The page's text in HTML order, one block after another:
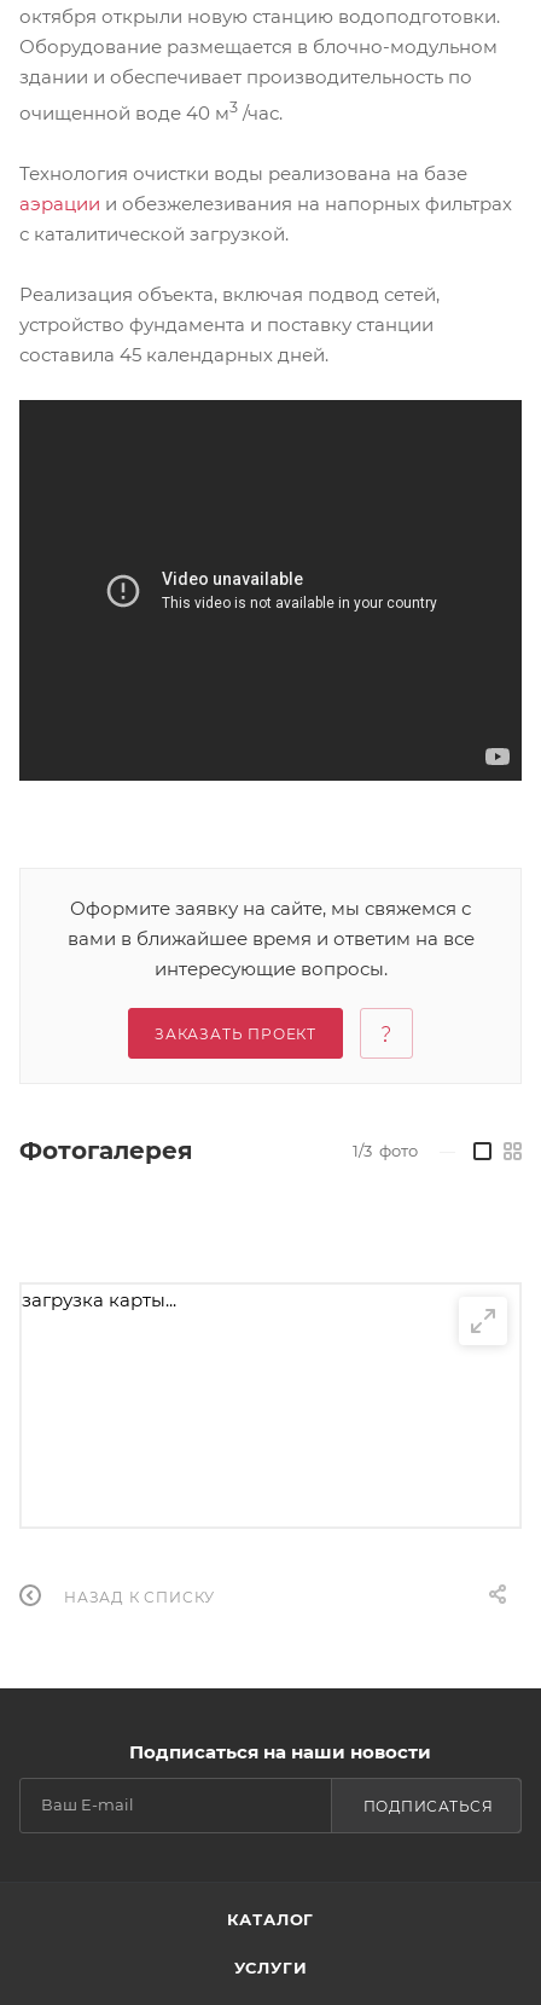
октября открыли новую станцию водоподготовки.
Оборудование размещается в блочно-модульном
здании и обеспечивает производительность по
очищенной воде 40 м3 /час.
Технология очистки воды реализована на базе
аэрации и обезжелезивания на напорных фильтрах
с каталитической загрузкой.
Реализация объекта, включая подвод сетей,
устройство фундамента и поставку станции
составила 45 календарных дней.
Оформите заявку на сайте, мы свяжемся с
вами в ближайшее время и ответим на все
интересующие вопросы.
ЗАКАЗАТЬ ПРОЕКТ
Фотогалерея 1/3 фото
загрузка карты...
НАЗАД К СПИСКУ
Подписаться на наши новости
ПОДПИСАТЬСЯ
КАТАЛОГ
УСЛУГИ